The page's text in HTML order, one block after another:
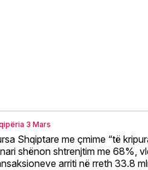
3 Mars
Shqiptare me çmime “të
shënon shtrenjtim me 68%,
arriti në rreth 33.8